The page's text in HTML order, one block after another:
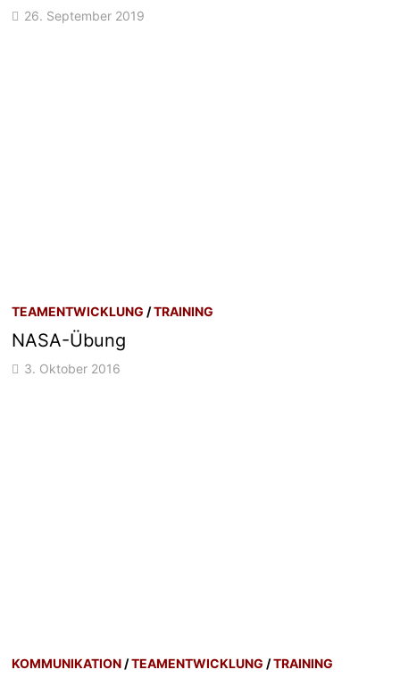
26. September 2019
TEAMENTWICKLUNG /TRAINING
NASA-Übung
3. Oktober 2016
KOMMUNIKATION/TEAMENTWICKLUNG /TRAINING